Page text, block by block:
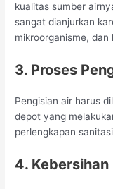
kualitas sumber
sangat dianjurkan
mikroorganisme,
3. Proses
Pengisian air harus
depot yang
perlengkapan
4.